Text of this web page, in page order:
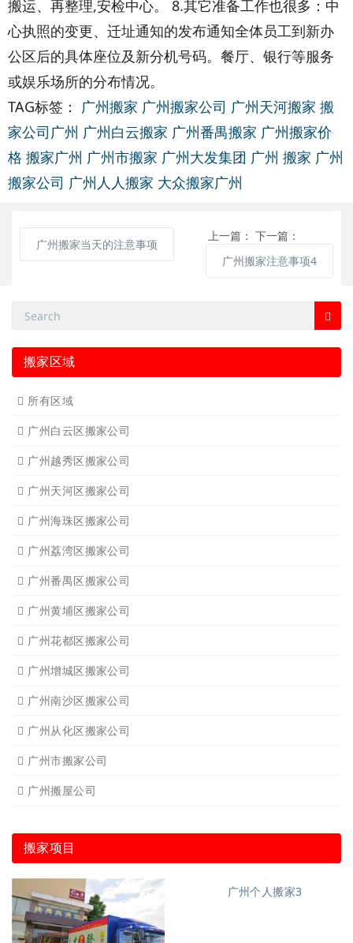
搬运、再整理,安检中心。 8.其它准备工作也很多：中
心执照的变更、迁址通知的发布通知全体员工到新办
公区后的具体座位及新分机号码。餐厅、银行等服务
或娱乐场所的分布情况。
TAG标签： 广州搬家 广州搬家公司 广州天河搬家 搬
家公司广州 广州白云搬家 广州番禺搬家 广州搬家价
格 搬家广州 广州市搬家 广州大发集团 广州 搬家 广州
搬家公司 广州人人搬家 大众搬家广州
上一篇：
广州搬家当天的注意事项
下一篇：
广州搬家注意事项4
搬家区域
所有区域
广州白云区搬家公司
广州越秀区搬家公司
广州天河区搬家公司
广州海珠区搬家公司
广州荔湾区搬家公司
广州番禺区搬家公司
广州黄埔区搬家公司
广州花都区搬家公司
广州增城区搬家公司
广州南沙区搬家公司
广州从化区搬家公司
广州市搬家公司
广州搬屋公司
搬家项目
广州个人搬家3